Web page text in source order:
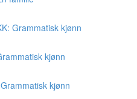
Grammatisk kjønn
kjønn
kjønn